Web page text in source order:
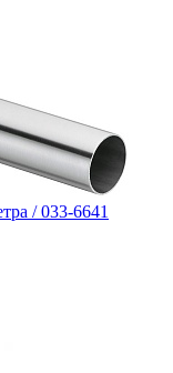
/ 033-6641